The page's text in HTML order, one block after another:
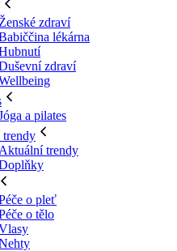
Ženské zdraví
lékárna
zdraví
a pilates
Aktuální trendy
o pleť
o tělo